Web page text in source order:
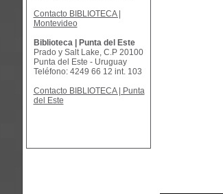
Contacto BIBLIOTECA |
Montevideo
Biblioteca | Punta del Este
Prado y Salt Lake, C.P 20100
Punta del Este - Uruguay
Teléfono: 4249 66 12 int. 103
Contacto BIBLIOTECA | Punta
del Este